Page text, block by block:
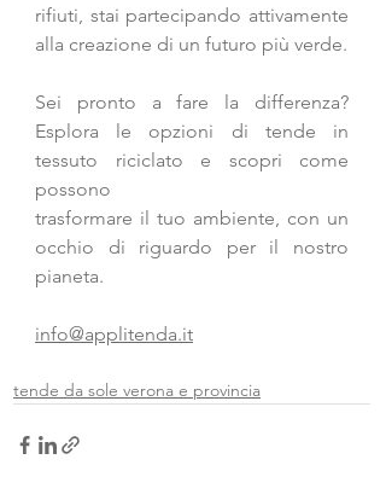
rifiuti, stai partecipando attivamente
alla creazione di un futuro più verde.
Sei pronto a fare la differenza?
Esplora le opzioni di tende in
tessuto riciclato e scopri come
possono
trasformare il tuo ambiente, con un
occhio di riguardo per il nostro
pianeta.
info@applitenda.it
tende da sole verona e provincia